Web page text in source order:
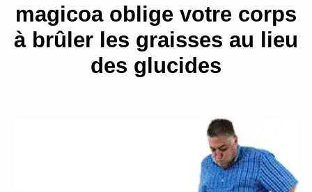
magicoaoblige votre corps
à brûler les graisses au lieu
des glucides